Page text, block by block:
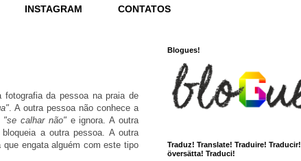
INSTAGRAM CONTATOS
da pessoa na praia de
. A outra pessoa não conhece a
"se calhar não"e ignora. A outra
a outra pessoa. A outra
engata alguém com este tipo
Blogues!
Traduz! Translate! Traduire! Traducir! ترجمة!
översätta! Traduci!